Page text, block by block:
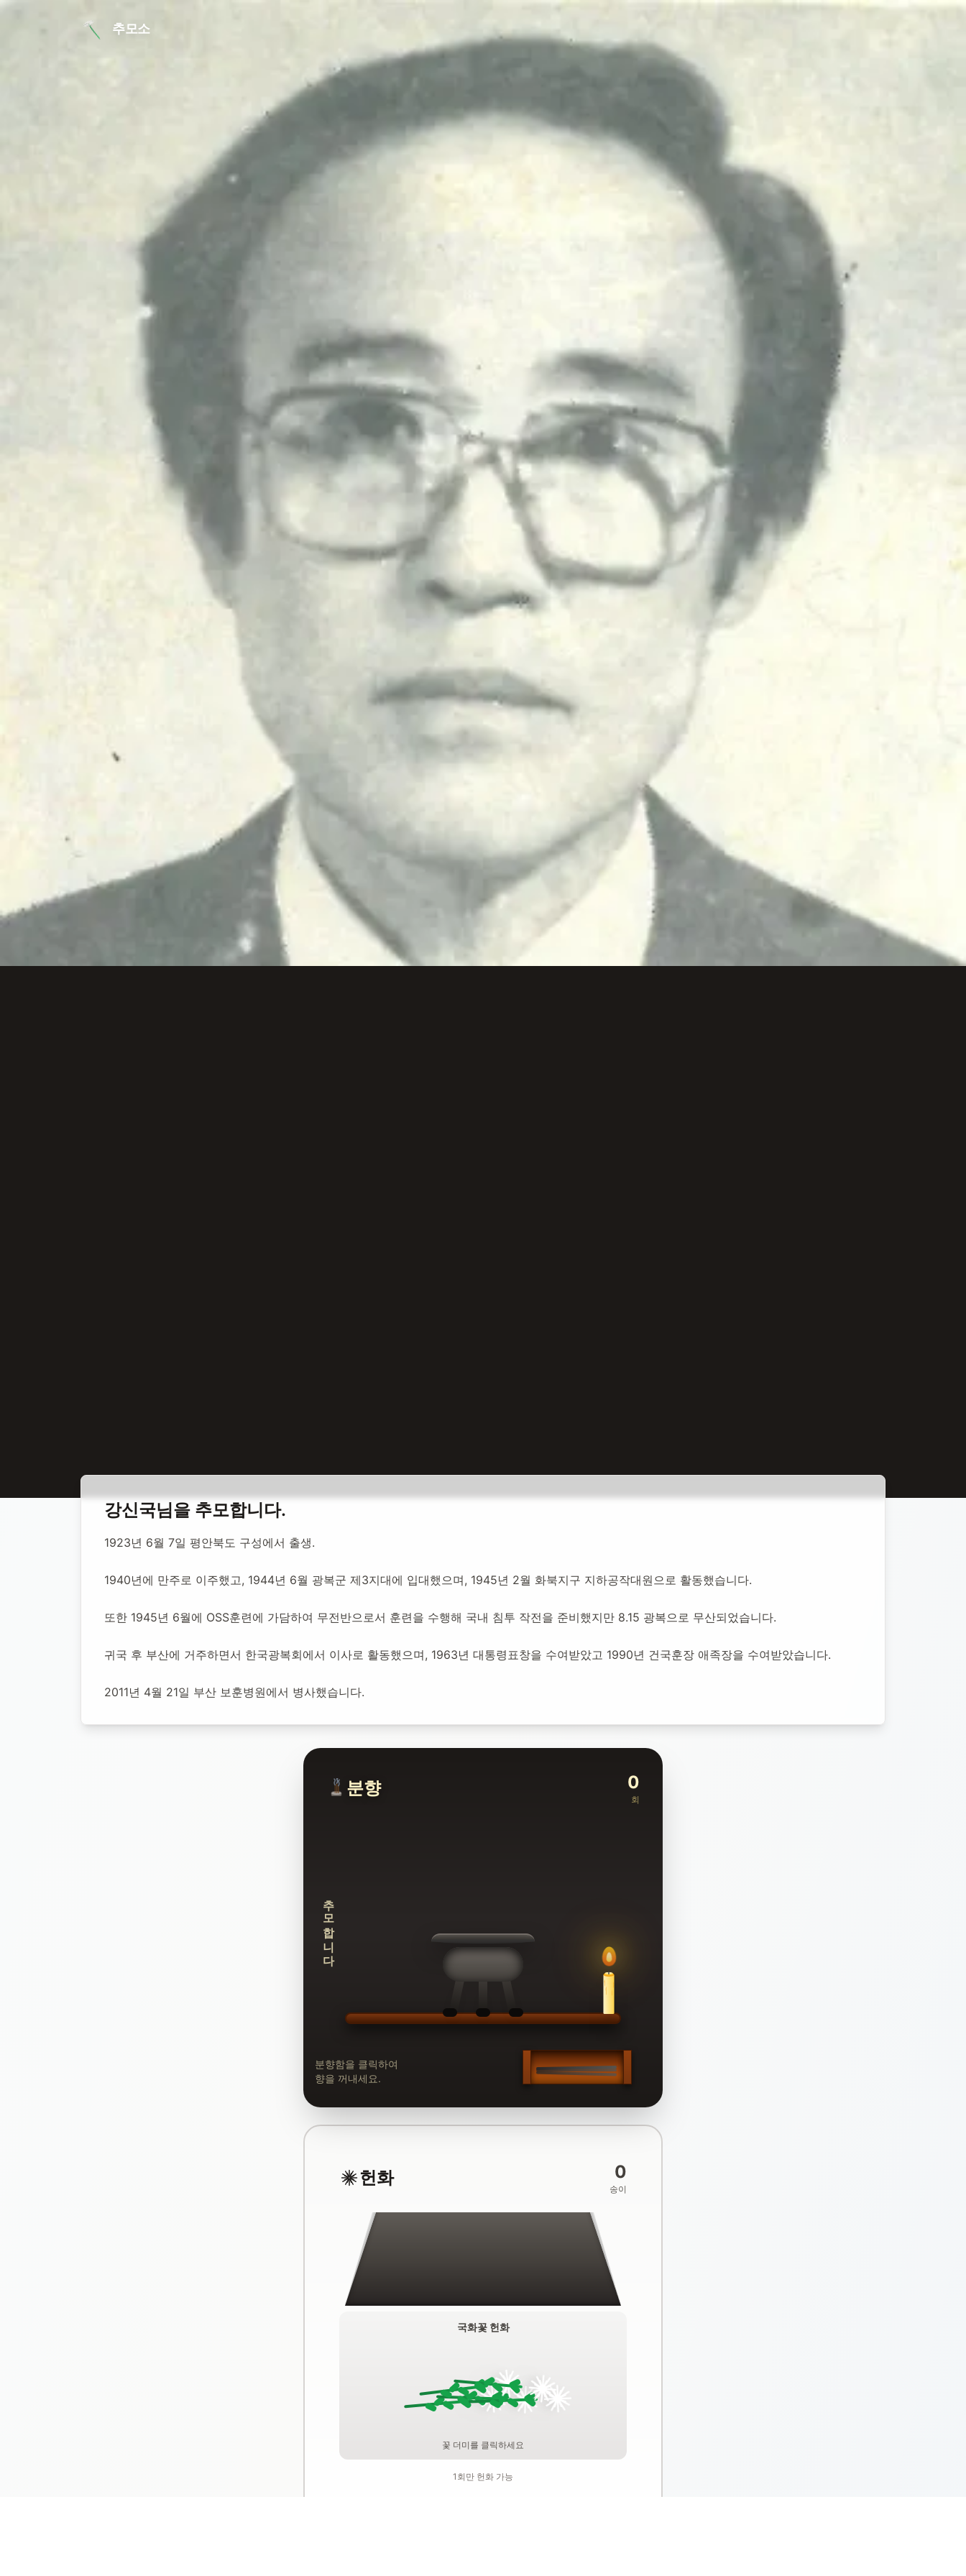
본문 바로가기
추모소
강신국 독립운동가
강신국 독립운동가
1923년 6월 7일-2011년 4월 21일 (향년 87세)추모소 개설:2020년 11월 17일
강신국님을 추모합니다.
1923년 6월 7일 평안북도 구성에서 출생.
1940년에 만주로 이주했고, 1944년 6월 광복군 제3지대에 입대했으며, 1945년 2월 화북지구 지하공작대원으로 활동했습니다.
또한 1945년 6월에 OSS훈련에 가담하여 무전반으로서 훈련을 수행해 국내 침투 작전을 준비했지만 8.15 광복으로 무산되었습니다.
귀국 후 부산에 거주하면서 한국광복회에서 이사로 활동했으며, 1963년 대통령표창을 수여받았고 1990년 건국훈장 애족장을 수여받았습니다.
2011년 4월 21일 부산 보훈병원에서 병사했습니다.
분향 0
회
추모합니다
분향함을 클릭하여
향을 꺼내세요.
헌화 0
송이
국화꽃 헌화
꽃 더미를 클릭하세요
1회만 헌화 가능